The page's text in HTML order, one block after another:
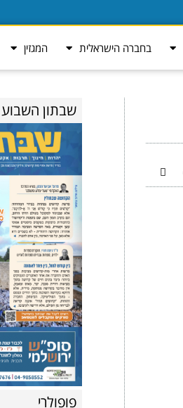
בחברה הישראלית המגזין
שבתון השבוע
פופולרי